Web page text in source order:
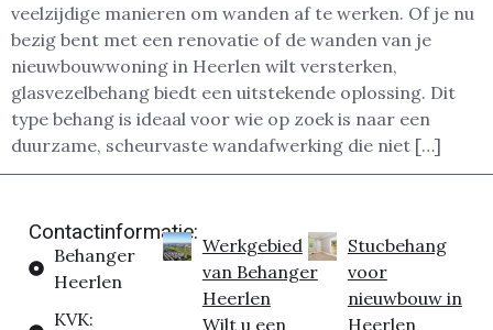
veelzijdige manieren om wanden af te werken. Of je nu
bezig bent met een renovatie of de wanden van je
nieuwbouwwoning in Heerlen wilt versterken,
glasvezelbehang biedt een uitstekende oplossing. Dit
type behang is ideaal voor wie op zoek is naar een
duurzame, scheurvaste wandafwerking die niet […]
Contactinformatie:
Behanger
Heerlen
KVK:
Werkgebied
van Behanger
Heerlen
Wilt u een
Stucbehang
voor
nieuwbouw in
Heerlen